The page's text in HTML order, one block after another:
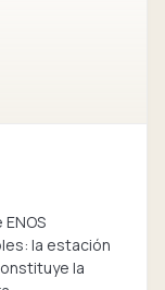
la estación
la